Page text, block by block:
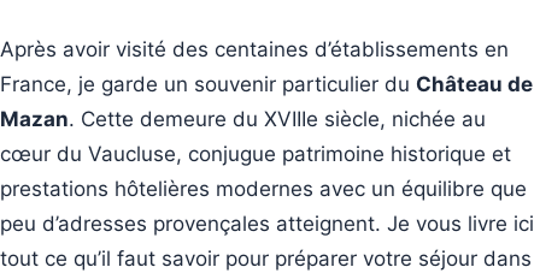
Après avoir visité des centaines d’établissements en
France, je garde un souvenir particulier du Château de
Mazan. Cette demeure du XVIIIe siècle, nichée au
cœur du Vaucluse, conjugue patrimoine historique et
prestations hôtelières modernes avec un équilibre que
peu d’adresses provençales atteignent. Je vous livre ici
tout ce qu’il faut savoir pour préparer votre séjour dans